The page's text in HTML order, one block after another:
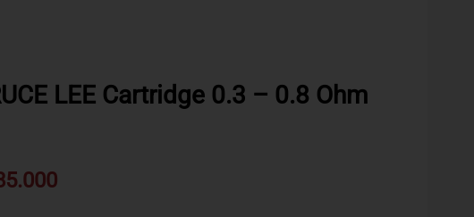
LEE Cartridge 0.3 – 0.8 Ohm
Current